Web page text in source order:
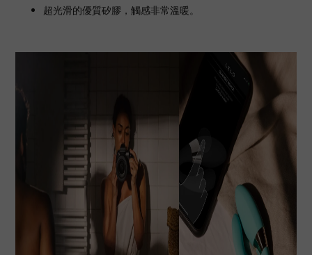
超光滑的優質矽膠，觸感非常溫暖。